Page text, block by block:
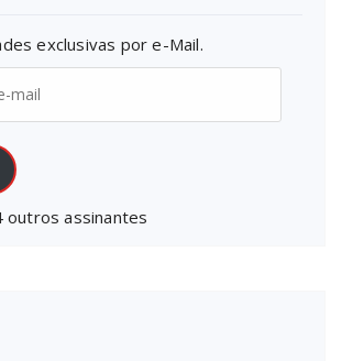
exclusivas por e-Mail.
outros assinantes